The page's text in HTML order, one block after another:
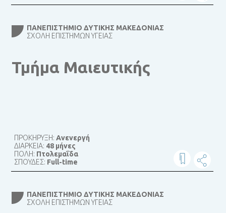
ΠΑΝΕΠΙΣΤΉΜΙΟ ΔΥΤΙΚΉΣ ΜΑΚΕΔΟΝΊΑΣ
ΣΧΟΛΉ ΕΠΙΣΤΗΜΏΝ ΥΓΕΊΑΣ
Τμήμα Μαιευτικής
ΠΡΟΚΗΡΥΞΗ:Ανενεργή
ΔΙΑΡΚΕΙΑ: 48 μήνες
ΠΟΛΗ: Πτολεμαΐδα
ΣΠΟΥΔΕΣ: Full-time
ΠΑΝΕΠΙΣΤΉΜΙΟ ΔΥΤΙΚΉΣ ΜΑΚΕΔΟΝΊΑΣ
ΣΧΟΛΉ ΕΠΙΣΤΗΜΏΝ ΥΓΕΊΑΣ